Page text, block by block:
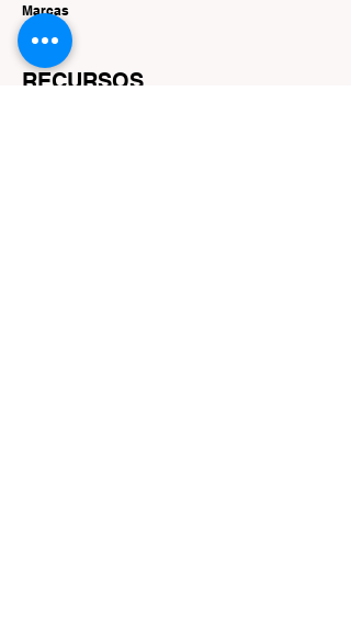
Marcas
RECURSOS